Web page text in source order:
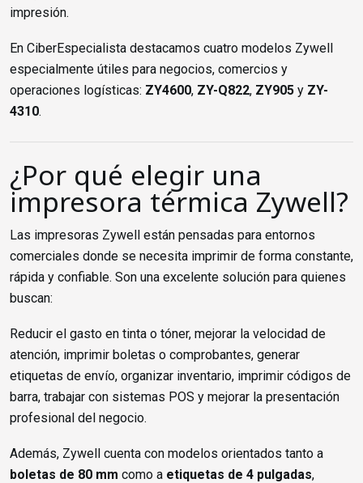
impresión.
En CiberEspecialista destacamos cuatro modelos Zywell
especialmente útiles para negocios, comercios y
operaciones logísticas: ZY4600, ZY-Q822, ZY905 y ZY-
4310.
¿Por qué elegir una
impresora térmica Zywell?
Las impresoras Zywell están pensadas para entornos
comerciales donde se necesita imprimir de forma constante,
rápida y confiable. Son una excelente solución para quienes
buscan:
Reducir el gasto en tinta o tóner, mejorar la velocidad de
atención, imprimir boletas o comprobantes, generar
etiquetas de envío, organizar inventario, imprimir códigos de
barra, trabajar con sistemas POS y mejorar la presentación
profesional del negocio.
Además, Zywell cuenta con modelos orientados tanto a
boletas de 80 mm como a etiquetas de 4 pulgadas,